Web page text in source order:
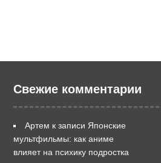
Свежие комментарии
Артем к записи Японские
мультфильмы: как аниме
влияет на психику подростка